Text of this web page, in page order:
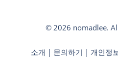
© 2026 nomadlee.
소개 | 문의하기 | 개인정